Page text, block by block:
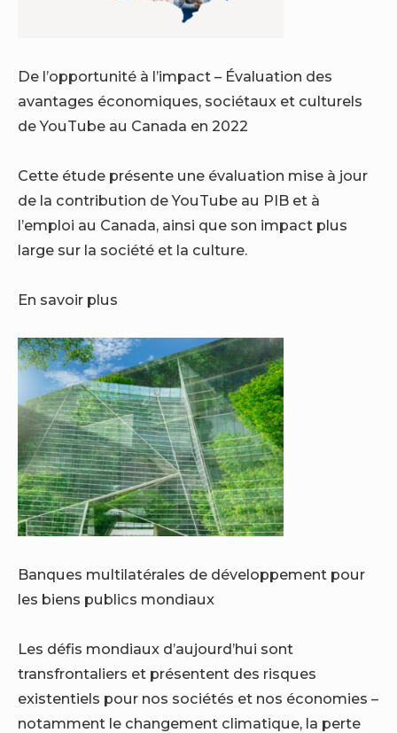
De l’opportunité à l’impact – Évaluation des
avantages économiques, sociétaux et culturels
de YouTube au Canada en 2022
Cette étude présente une évaluation mise à jour
de la contribution de YouTube au PIB et à
l’emploi au Canada, ainsi que son impact plus
large sur la société et la culture.
En savoir plus
Banques multilatérales de développement pour
les biens publics mondiaux
Les défis mondiaux d’aujourd’hui sont
transfrontaliers et présentent des risques
existentiels pour nos sociétés et nos économies –
notamment le changement climatique, la perte